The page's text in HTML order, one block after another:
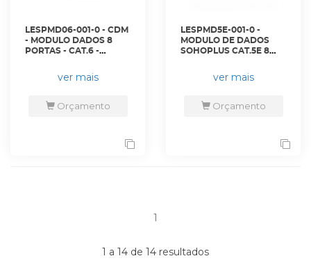
LESPMD06-001-0 - CDM
- MODULO DADOS 8
PORTAS - CAT.6 -
ver mais
Orçamento
LESPMD5E-001-0 -
MODULO DE DADOS
SOHOPLUS CAT.5E 8
35600041 - LIGHTERA
ver mais
Orçamento
1
1 a 14 de 14 resultados